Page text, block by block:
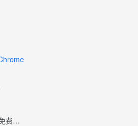
Adblock Plus – 免费的广告拦截器